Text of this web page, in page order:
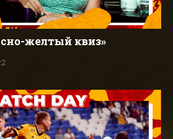
желтый квиз»